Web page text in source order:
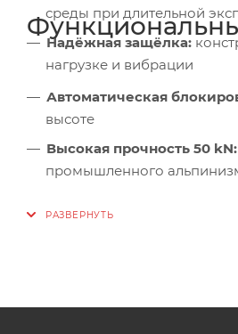
среды при длительной
Надёжная защёлка:
нагрузке и вибрации
Автоматическая
высоте
Высокая прочность 50 kN:
промышленного
поверхностями без